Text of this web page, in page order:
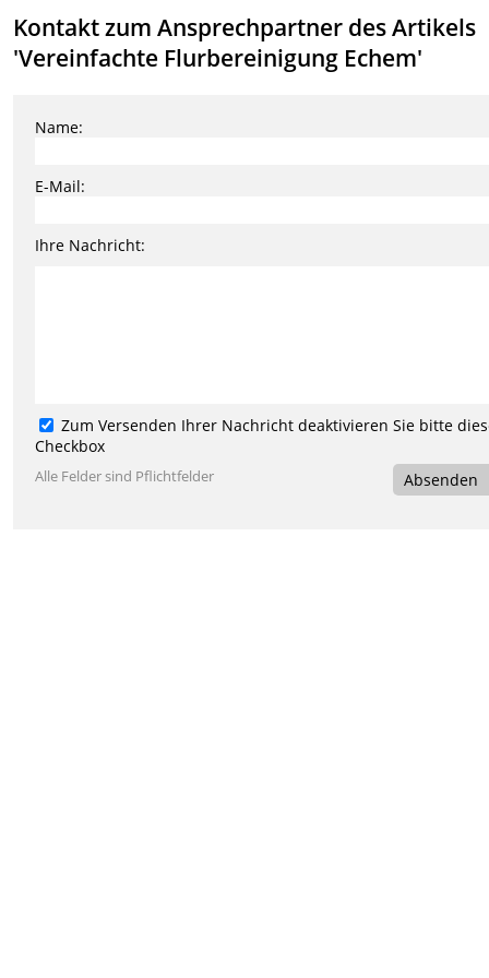
Kontakt zum Ansprechpartner des Artikels
'Vereinfachte Flurbereinigung Echem'
Name:
E-Mail:
Ihre Nachricht:
Zum Versenden Ihrer Nachricht deaktivieren Sie bitte
Checkbox
Alle Felder sind Pflichtfelder Absenden